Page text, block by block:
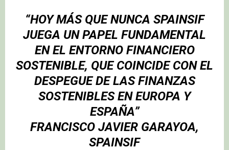
“HOY MÁS QUE NUNCA SPAINSIF
JUEGA UN PAPEL FUNDAMENTAL
EN EL ENTORNO FINANCIERO
SOSTENIBLE, QUE COINCIDE CON EL
DESPEGUE DE LAS FINANZAS
SOSTENIBLES EN EUROPA Y
ESPAÑA”
FRANCISCO JAVIER GARAYOA,
SPAINSIF